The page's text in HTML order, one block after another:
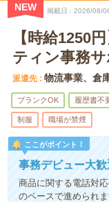
NEW 掲載日 2026/08/
【時給1250
ティン事務サ
派遣先 物流事業、倉
ブランクOK 履歴書不
制服 職場が禁煙
ここがポイント！
事務デビュー大
商品に関する電話対
のペースで進められ